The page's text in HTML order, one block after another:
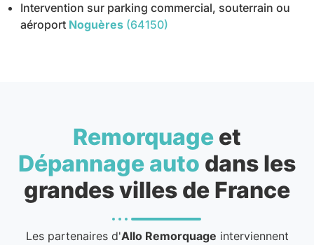
Intervention sur parking commercial, souterrain ou
aéroport Noguères (64150)
Remorquage et
Dépannage auto dans les
grandes villes de France
Les partenaires d'Allo Remorquage interviennent